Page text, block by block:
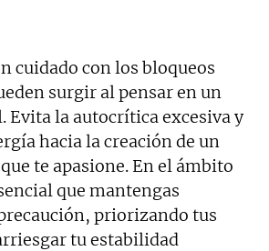
cuidado con los bloqueos
surgir al pensar en un
Evita la autocrítica excesiva y
hacia la creación de un
te apasione. En el ámbito
que mantengas
priorizando tus
tu estabilidad